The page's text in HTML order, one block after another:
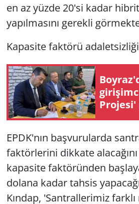
en az yüzde 20'si kadar
yapılmasını gerekli
Kapasite faktörü adaletsizliği
EPDK'nın başvurularda
faktörlerini dikkate
kapasite faktöründen
dolana kadar tahsis
Kındap, 'Santrallerimiz